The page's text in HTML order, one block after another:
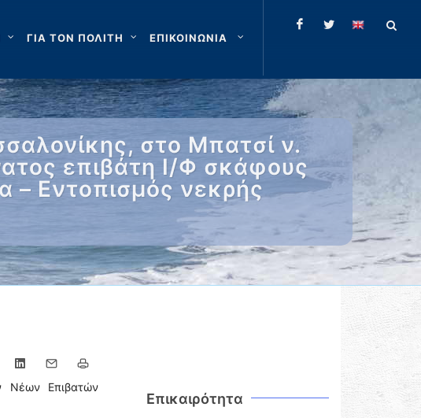
ΓΙΑ ΤΟΝ ΠΟΛΙΤΗ ΕΠΙΚΟΙΝΩΝΙΑ
στο Μπατσί ν.
επιβάτη Ι/Φ σκάφους
– Εντοπισμός νεκρής
Νέων Επιβατών
Επικαιρότητα